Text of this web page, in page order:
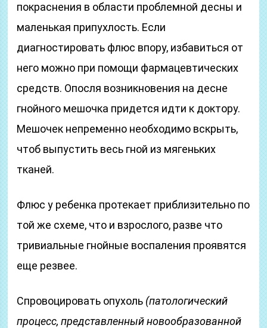
покраснения в области проблемной десны и
маленькая припухлость. Если
диагностировать флюс впору, избавиться от
него можно при помощи фармацевтических
средств. Опосля возникновения на десне
гнойного мешочка придется идти к доктору.
Мешочек непременно необходимо вскрыть,
чтоб выпустить весь гной из мягеньких
тканей.
Флюс у ребенка протекает приблизительно по
той же схеме, что и взрослого, разве что
тривиальные гнойные воспаления проявятся
еще резвее.
Спровоцировать опухоль (патологический
процесс, представленный новообразованной